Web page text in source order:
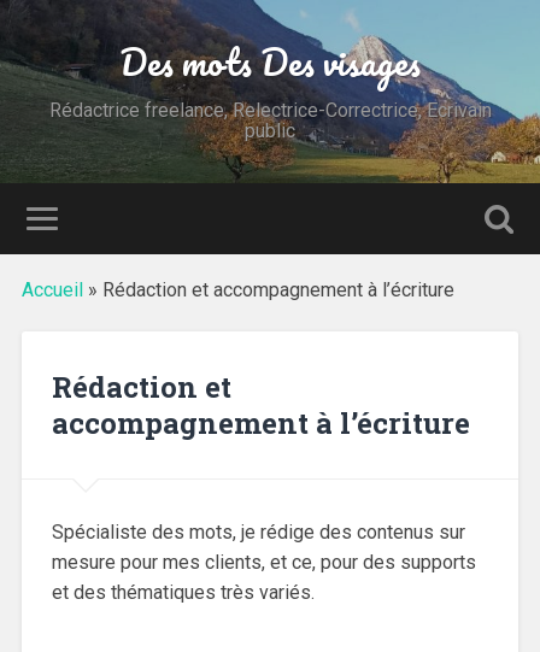
Des mots Des visages
Rédactrice freelance, Relectrice-Correctrice, Ecrivain
public
Accueil» Rédaction et accompagnement à l’écriture
Rédaction et
accompagnement à l’écriture
Spécialiste des mots, je rédige des contenus sur
mesure pour mes clients, et ce, pour des supports
et des thématiques très variés.